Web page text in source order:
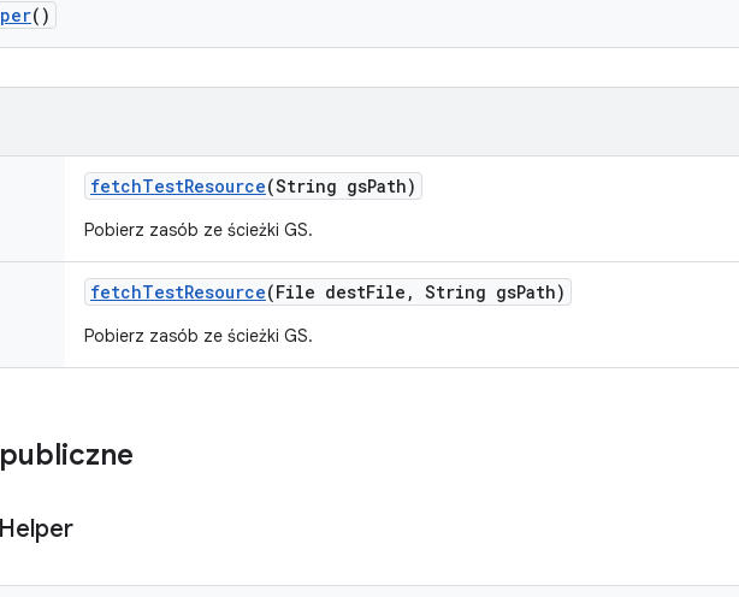
()
fetchTestResource(String gsPath)
Pobierz zasób ze ścieżki GS.
fetchTestResource(File destFile , String gsPath)
Pobierz zasób ze ścieżki GS.
Helper